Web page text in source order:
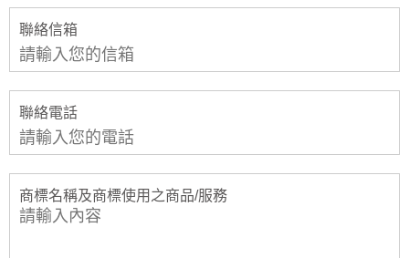
聯絡信箱
聯絡電話
商標名稱及商標使用之商品/服務